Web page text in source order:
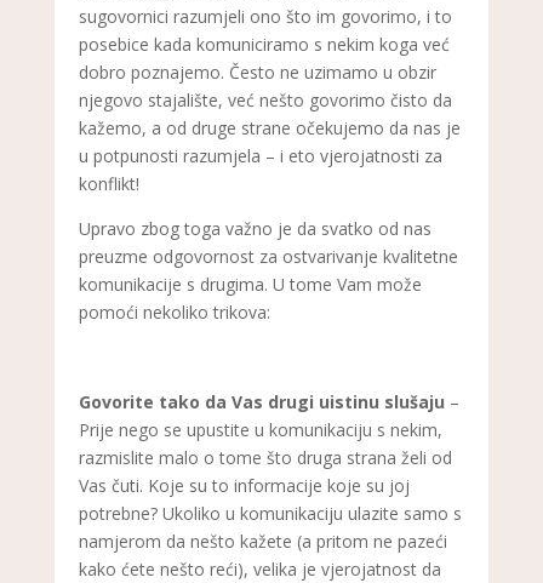
sugovornici razumjeli ono što im govorimo, i to
posebice kada komuniciramo s nekim koga već
dobro poznajemo. Često ne uzimamo u obzir
njegovo stajalište, već nešto govorimo čisto da
kažemo, a od druge strane očekujemo da nas je
u potpunosti razumjela – i eto vjerojatnosti za
konflikt!
Upravo zbog toga važno je da svatko od nas
preuzme odgovornost za ostvarivanje kvalitetne
komunikacije s drugima. U tome Vam može
pomoći nekoliko trikova:
Govorite tako da Vas drugi uistinu slušaju –
Prije nego se upustite u komunikaciju s nekim,
razmislite malo o tome što druga strana želi od
Vas čuti. Koje su to informacije koje su joj
potrebne? Ukoliko u komunikaciju ulazite samo s
namjerom da nešto kažete (a pritom ne pazeći
kako ćete nešto reći), velika je vjerojatnost da